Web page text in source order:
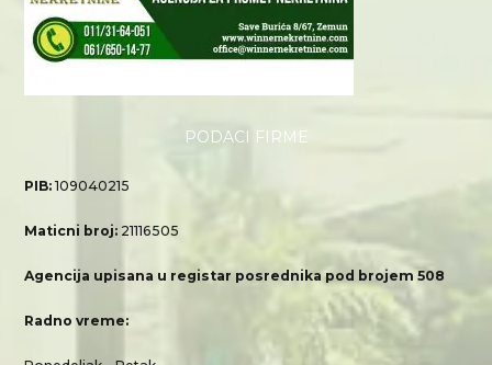
PODACI FIRME
PIB:109040215
Maticni broj: 21116505
Agencija upisana u registar posrednika pod brojem 508
Radno vreme: